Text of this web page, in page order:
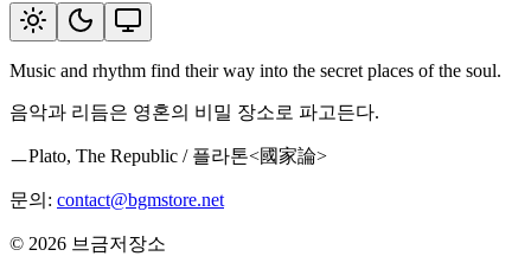
Music and rhythm find their way into the secret places of the soul.
음악과 리듬은 영혼의 비밀 장소로 파고든다.
ㅡPlato, The Republic / 플라톤<國家論>
문의: contact@bgmstore.net
© 2026 브금저장소